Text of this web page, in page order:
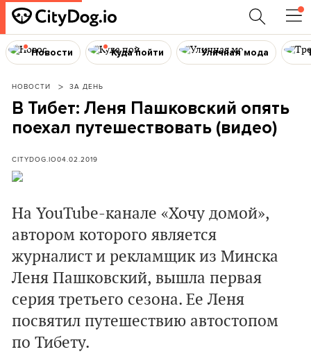
Новости Куда пойти Уличная мода
НОВОСТИ ЗА ДЕНЬ
В Тибет: Леня Пашковский опять
поехал путешествовать (видео)
CITYDOG.IO04.02.2019
На YouTube-канале «Хочу домой»,
автором которого является
журналист и рекламщик из Минска
Леня Пашковский, вышла первая
серия третьего сезона. Ее Леня
посвятил путешествию автостопом
по Тибету.